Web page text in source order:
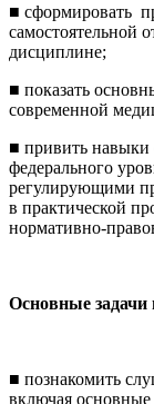
■ сформировать
самостоятельной
дисциплине;
■ показать
современной
■ привить
федерального
регулирующими
в практической
нормативно-
Основные
■ познакомить
включая